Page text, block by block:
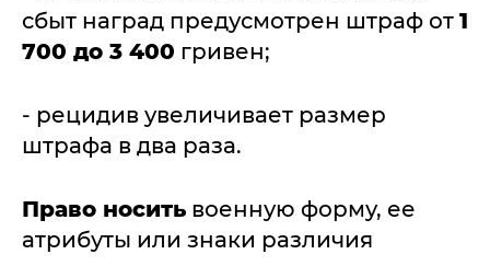
сбыт наград предусмотрен штраф от 1
700 до 3 400 гривен;
- рецидив увеличивает размер
штрафа в два раза.
Право носить военную форму, ее
атрибуты или знаки различия